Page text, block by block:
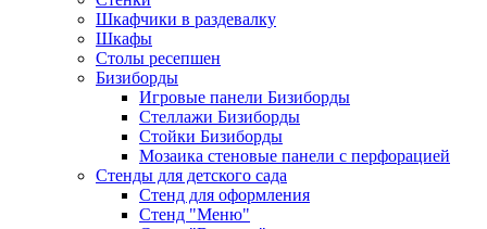
Шкафчики в раздевалку
Шкафы
Столы ресепшен
Бизиборды
Игровые панели Бизиборды
Стеллажи Бизиборды
Стойки Бизиборды
Мозаика стеновые панели с перфорацией
Стенды для детского сада
Стенд для оформления
Стенд "Меню"